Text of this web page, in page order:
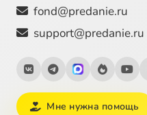
fond@predanie.ru
support@predanie.ru
Мне нужна помощь